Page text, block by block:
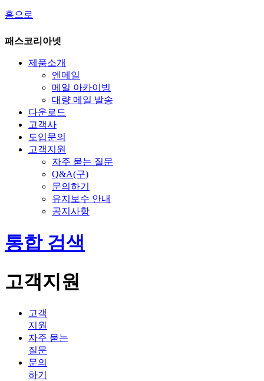
홈으로
패스코리아넷
제품소개
엔메일
메일 아카이빙
대량 메일 발송
다운로드
고객사
도입문의
고객지원
자주 묻는 질문
Q&A(구)
문의하기
유지보수 안내
공지사항
통합 검색
고객지원
고객
지원
자주 묻는
질문
문의
하기